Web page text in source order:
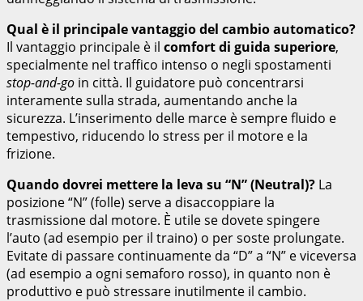
Qual è il principale vantaggio del cambio automatico?
Il vantaggio principale è il comfort di guida superiore,
specialmente nel traffico intenso o negli spostamenti
stop-and-go in città. Il guidatore può concentrarsi
interamente sulla strada, aumentando anche la
sicurezza. L’inserimento delle marce è sempre fluido e
tempestivo, riducendo lo stress per il motore e la
frizione.
Quando dovrei mettere la leva su “N” (Neutral)? La
posizione “N” (folle) serve a disaccoppiare la
trasmissione dal motore. È utile se dovete spingere
l’auto (ad esempio per il traino) o per soste prolungate.
Evitate di passare continuamente da “D” a “N” e viceversa
(ad esempio a ogni semaforo rosso), in quanto non è
produttivo e può stressare inutilmente il cambio.